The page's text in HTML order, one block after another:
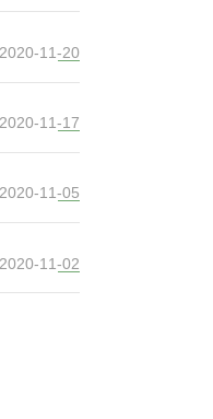
2020-11-20
2020-11-17
2020-11-05
2020-11-02